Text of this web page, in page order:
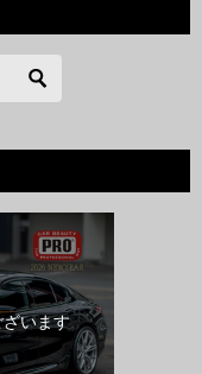
います